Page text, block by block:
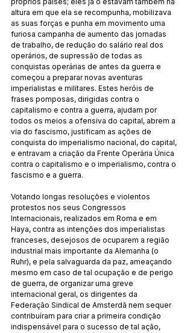
altura em que ela se recompunha, mobilizava
as suas forças e punha em movimento uma
furiosa campanha de aumento das jornadas
de trabalho, de redução do salário real dos
operários, de supressão de todas as
conquistas operárias de antes da guerra e
começou a preparar novas aventuras
imperialistas e militares. Estes heróis de
frases pomposas, dirigidas contra o
capitalismo e contra a guerra, ajudam por
todos os meios a ofensiva do capital, abrem a
via do fascismo, justificam as ações de
conquista do imperialismo nacional, do capital,
e entravam a criação da Frente Operária Única
contra o capitalismo e o imperialismo, contra o
fascismo e a guerra.
Votando longas resoluções e violentos
protestos nos seus Congressos
Internacionais, realizados em Roma e em
Haya, contra as intenções dos imperialistas
franceses, desejosos de ocuparem a região
industrial mais importante da Alemanha (o
Ruhr), e pela salvaguarda da paz, ameaçando
mesmo em caso de tal ocupação e de perigo
de guerra, de organizar uma greve
internacional geral, os dirigentes da
Federação Sindical de Amsterdã nem sequer
contribuíram para criar a primeira condição
indispensável para o sucesso de tal ação,